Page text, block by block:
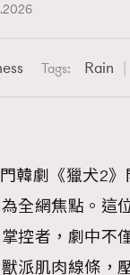
Tags: Rain
韓劇《獵犬2
全網焦點。這
控者，劇中不
派肌肉線條，